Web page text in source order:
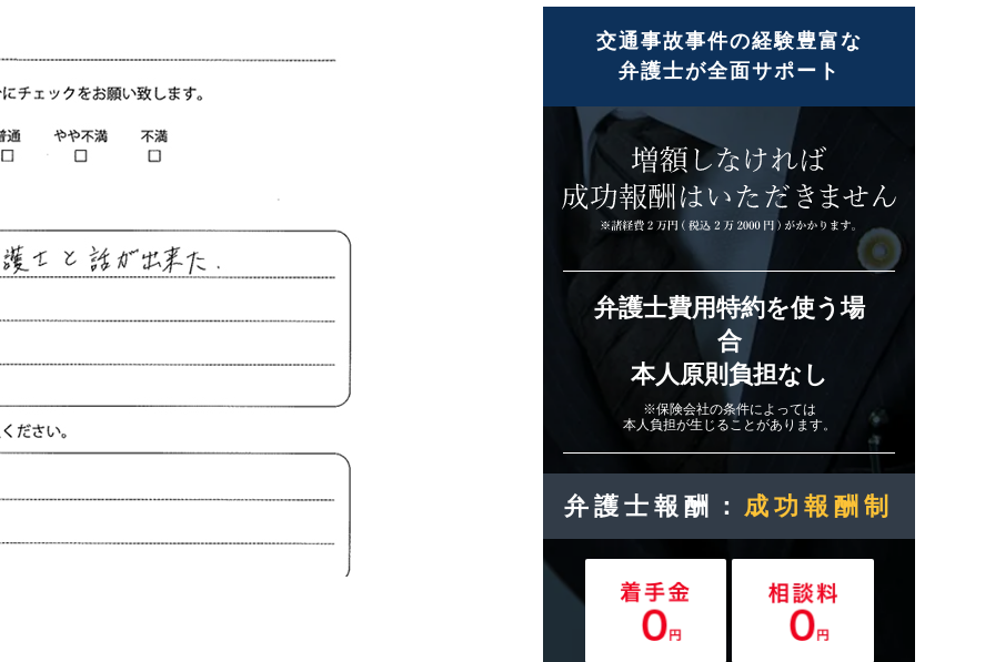
交通事故事件の経験豊富な
弁護士が全面サポート
弁護士費用特約を使う場
合
本人原則負担なし
※保険会社の条件によっては
本人負担が生じることがあります。
弁護士報酬： 成功報酬制